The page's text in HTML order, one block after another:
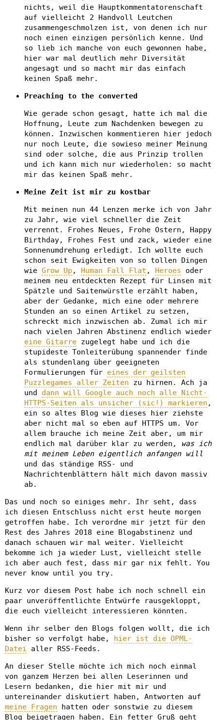
nichts, weil die Hauptkommentatorenschaft
auf vielleicht 2 Handvoll Leutchen
zusammengeschmolzen ist, von denen ich nur
noch einen einzigen persönlich kenne. Und
so lieb ich manche von euch gewonnen habe,
hier war mal deutlich mehr Diversität
angesagt und so macht mir das einfach
keinen Spaß mehr.
Preaching to the converted
Wie gerade schon gesagt, hatte ich mal die
Hoffnung, Leute zum Nachdenken bewegen zu
können. Inzwischen kommentieren hier jedoch
nur noch Leute, die sowieso meiner Meinung
sind oder solche, die aus Prinzip trollen
und ich kann mich nur wiederholen: so macht
mir das keinen Spaß mehr.
Meine Zeit ist mir zu kostbar
Mit meinen nun 44 Lenzen merke ich von Jahr
zu Jahr, wie viel schneller die Zeit
verrennt. Frohes Neues, Frohe Ostern, Happy
Birthday, Frohes Fest und zack, wieder eine
Sonnenumdrehung erledigt. Ich wollte euch
schon seit Ewigkeiten von so tollen Dingen
wie Grow Up , Human Fall Flat , Heroes oder
meinem neu entdeckten Rezept für Linsen mit
Spätzle und Saitenwürstle erzählt haben,
aber der Gedanke, mich eine oder mehrere
Stunden an so einen Artikel zu setzen,
schreckt mich inzwischen ab. Zumal ich mir
nach vielen Jahren Abstinenz endlich wieder
eine Gitarre zugelegt habe und ich die
stupideste Tonleiterübung spannender finde
als stundenlang über geeigneten
Formulierungen für eines der geilsten
Puzzlegames aller Zeiten zu hirnen. Ach ja
und dann will Google auch noch alle Nicht-
HTTPS-Seiten als unsicher (sic!) markieren ,
ein so altes Blog wie dieses hier ziehste
aber nicht mal so eben auf HTTPS um. Vor
allem brauche ich meine Zeit aber, um mir
endlich mal darüber klar zu werden,
was ich
mit meinem Leben eigentlich anfangen will
und das ständige RSS- und
Nachrichtenblättern hält mich davon massiv
ab.
Das und noch so einiges mehr. Ihr seht, dass
ich diesen Entschluss nicht erst heute morgen
getroffen habe. Ich verordne mir jetzt für den
Rest des Jahres 2018 eine Blogabstinenz und
danach schauen wir mal weiter. Vielleicht
bekomme ich ja wieder Lust, vielleicht stelle
ich aber auch fest, dass mir gar nix fehlt. You
never know until you try.
Kurz vor diesem Post habe ich noch schnell ein
paar unveröffentlichte Entwürfe rausgekloppt,
die euch vielleicht interessieren könnten.
Wenn ihr selber den Blogs folgen wollt, die ich
bisher so verfolgt habe,
hier ist die OPML-
Datei aller RSS-Feeds.
An dieser Stelle möchte ich mich noch einmal
von ganzem Herzen bei allen Leserinnen und
Lesern bedanken, die hier mit mir und
untereinander diskutiert haben, Antworten auf
meine Fragen hatten oder sonstwie zu diesem
Blog beigetragen haben. Ein fetter Gruß geht